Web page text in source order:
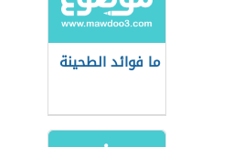
ما فوائد الطحينة